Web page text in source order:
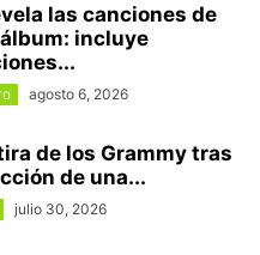
las canciones de
incluye
agosto 6, 2026
de los Grammy tras
de una...
julio 30, 2026